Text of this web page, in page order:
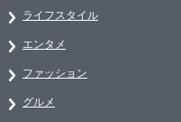
ライフスタイル
エンタメ
ファッション
グルメ